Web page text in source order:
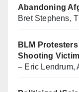
Abandoning
Bret Stephens,
BLM
Shooting
– Eric Lendrum,